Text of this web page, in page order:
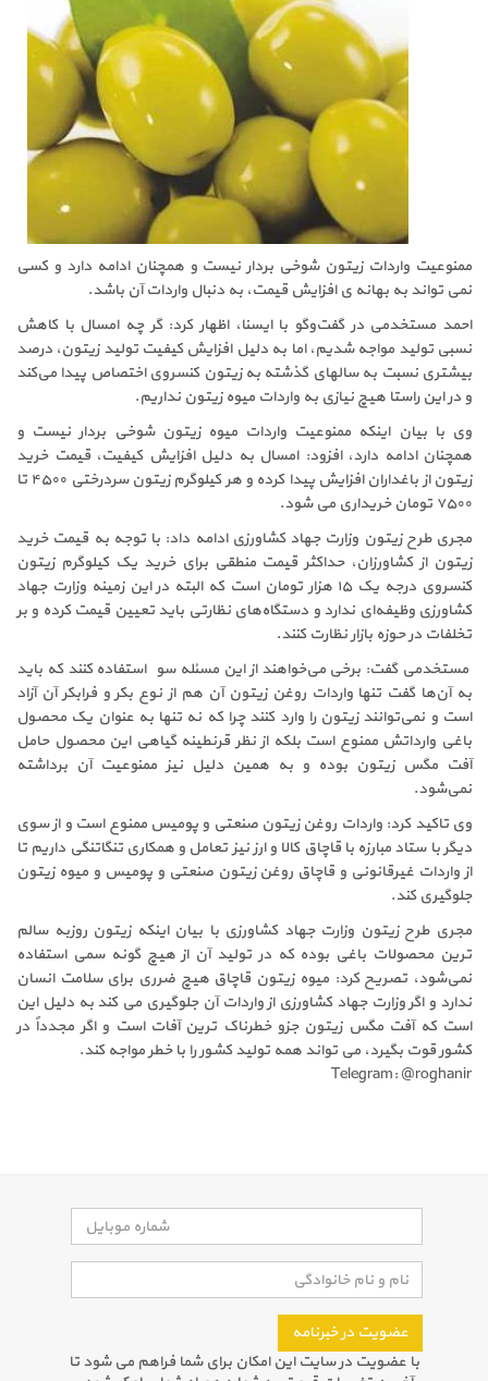
ممنوعیت واردات زیتون شوخی بردار نیست و همچنان ادامه دارد و کسی
نمی تواند به بهانه ی افزایش قیمت، به دنبال واردات آن باشد.
احمد مستخدمی در گفت‌وگو با ایسنا، اظهار کرد: گر چه امسال با کاهش
نسبی تولید مواجه شدیم، اما به دلیل افزایش کیفیت تولید زیتون، درصد
بیشتری نسبت به سالهای گذشته به زیتون کنسروی اختصاص پیدا می‌کند
و در این راستا هیچ نیازی به واردات میوه زیتون نداریم.
وی با بیان اینکه ممنوعیت واردات میوه زیتون شوخی بردار نیست و
همچنان ادامه دارد، افزود: امسال به دلیل افزایش کیفیت، قیمت خرید
زیتون از باغداران افزایش پیدا کرده و هر کیلوگرم زیتون سردرختی ۴۵۰۰ تا
۷۵۰۰ تومان خریداری می شود.
مجری طرح زیتون وزارت جهاد کشاورزی ادامه داد: با توجه به قیمت خرید
زیتون از کشاورزان، حداکثر قیمت منطقی برای خرید یک کیلوگرم زیتون
کنسروی درجه یک ۱۵ هزار تومان است که البته در این زمینه وزارت جهاد
کشاورزی وظیفه‌ای ندارد و دستگاه‌های نظارتی باید تعیین قیمت کرده و بر
تخلفات در حوزه بازار نظارت کنند.
مستخدمی گفت: برخی می‌خواهند از این مسئله سوء استفاده کنند که باید
به آن‌ها گفت تنها واردات روغن زیتون آن هم از نوع بکر و فرابکر آن آزاد
است و نمی‌توانند زیتون را وارد کنند چرا که نه تنها به عنوان یک محصول
باغی وارداتش ممنوع است بلکه از نظر قرنطینه گیاهی این محصول حامل
آفت مگس زیتون بوده و به همین دلیل نیز ممنوعیت آن برداشته
نمی‌شود.
وی تاکید کرد: واردات روغن زیتون صنعتی و پومیس ممنوع است و از سوی
دیگر با ستاد مبارزه با قاچاق کالا و ارز نیز تعامل و همکاری تنگاتنگی داریم تا
از واردات غیرقانونی و قاچاق روغن زیتون صنعتی و پومیس و میوه زیتون
جلوگیری کند.
مجری طرح زیتون وزارت جهاد کشاورزی با بیان اینکه زیتون روزبه سالم
ترین محصولات باغی بوده که در تولید آن از هیچ گونه سمی استفاده
نمی‌شود، تصریح کرد: میوه زیتون قاچاق هیچ ضرری برای سلامت انسان
ندارد و اگر وزارت جهاد کشاورزی از واردات آن جلوگیری می کند به دلیل این
است که آفت مگس زیتون جزو خطرناک ترین آفات است و اگر مجدداً در
کشور قوت بگیرد، می تواند همه تولید کشور را با خطر مواجه کند.
Telegram: @roghanir
عضویت در خبرنامه
با عضویت در سایت این امکان برای شما فراهم می شود تا